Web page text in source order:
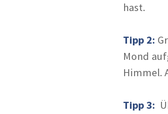
hast.
Tipp 2:
Mond
Himmel.
Tipp 3: